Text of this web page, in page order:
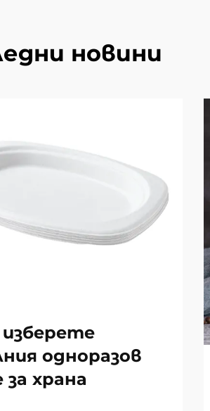
новини
изберете
одноразов
за храна